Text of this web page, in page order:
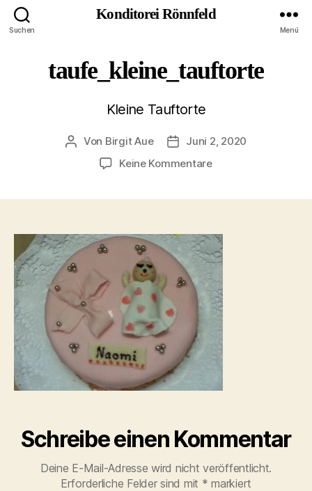
Suchen
Konditorei Rönnfeld
Menü
taufe_kleine_tauftorte
Kleine Tauftorte
Beitragsautor
Von Birgit Aue Veröffentlichungsdatum
Juni 2, 2020
Keine Kommentarezu
Schreibe einen Kommentar
Deine E-Mail-Adresse wird nicht veröffentlicht.
Erforderliche Felder sind mit * markiert